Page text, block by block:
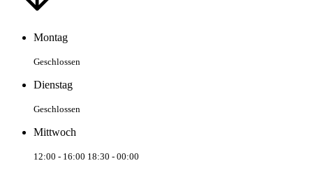
Montag
Geschlossen
Dienstag
Geschlossen
Mittwoch
12:00 - 16:00 18:30 - 00:00